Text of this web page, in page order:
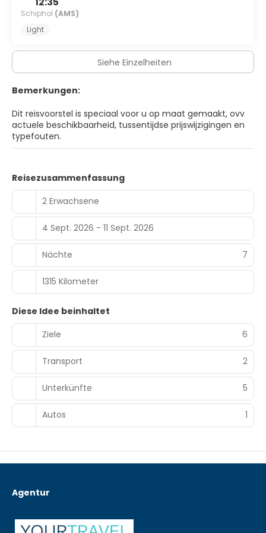
Farben und die Kultur Marokkos.
Schiphol (AMS)
Light
Siehe Einzelheiten
Bemerkungen:
Dit reisvoorstel is speciaal voor u op maat gemaakt, ovv
actuele beschikbaarheid, tussentijdse prijswijzigingen en
typefouten.
Reisezusammenfassung
2 Erwachsene
4 Sept. 2026 - 11 Sept. 2026
Nächte 7
1315 Kilometer
Diese Idee beinhaltet
Ziele
6
Transport 2
Unterkünfte 5
Autos 1
Agentur